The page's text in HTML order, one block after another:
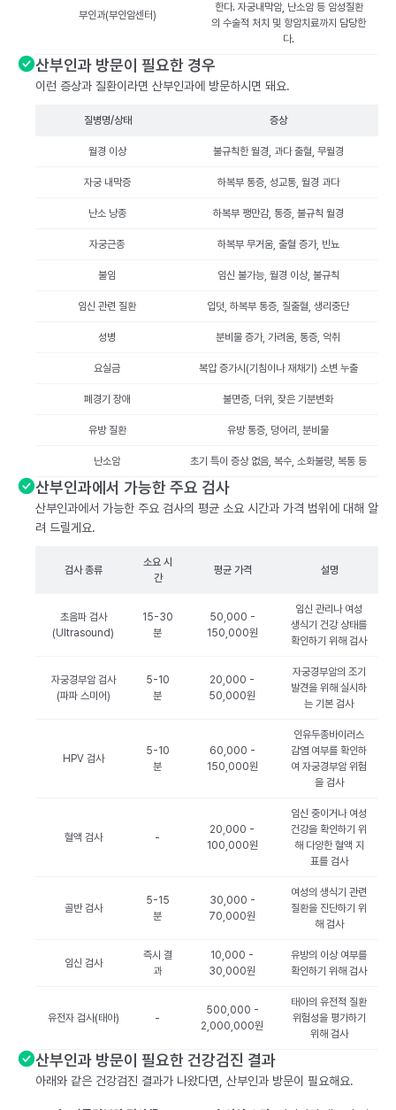
부인과(부인암센터)
한다. 자궁내막암, 난소암 등 암성질환
의 수술적 처치 및 항암치료까지 담당한
다.
산부인과 방문이 필요한 경우
이런 증상과 질환이라면 산부인과에 방문하시면 돼요.
질병명/상태 증상
월경 이상 불규칙한 월경, 과다 출혈, 무월경
자궁 내막증 하복부 통증, 성교통, 월경 과다
난소 낭종 하복부 팽만감, 통증, 불규칙 월경
자궁근종 하복부 무거움, 출혈 증가, 빈뇨
불임 임신 불가능, 월경 이상, 불규칙
임신 관련 질환 입덧, 하복부 통증, 질출혈, 생리중단
성병 분비물 증가, 가려움, 통증, 악취
요실금 복압 증가시(기침이나 재채기) 소변 누출
폐경기 장애 불면증, 더위, 잦은 기분변화
유방 질환 유방 통증, 덩어리, 분비물
난소암 초기 특이 증상 없음, 복수, 소화불량, 복통 등
산부인과에서 가능한 주요 검사
산부인과에서 가능한 주요 검사의 평균 소요 시간과 가격 범위에 대해 알
려 드릴게요.
검사 종류
소요 시
간
평균 가격 설명
초음파 검사
(Ultrasound)
15-30
분
50,000 -
150,000원
임신 관리나 여성
생식기 건강 상태를
확인하기 위해 검사
자궁경부암 검사
(파파 스미어)
5-10
분
20,000 -
50,000원
자궁경부암의 조기
발견을 위해 실시하
는 기본 검사
HPV 검사
5-10
분
60,000 -
150,000원
인유두종바이러스
감염 여부를 확인하
여 자궁경부암 위험
을 검사
혈액 검사 -
20,000 -
100,000원
임신 중이거나 여성
건강을 확인하기 위
해 다양한 혈액 지
표를 검사
골반 검사
5-15
분
30,000 -
70,000원
여성의 생식기 관련
질환을 진단하기 위
해 검사
임신 검사
즉시 결
과
10,000 -
30,000원
유방의 이상 여부를
확인하기 위해 검사
유전자 검사(태아) -
500,000 -
2,000,000원
태아의 유전적 질환
위험성을 평가하기
위해 검사
산부인과 방문이 필요한 건강검진 결과
아래와 같은 건강검진 결과가 나왔다면, 산부인과 방문이 필요해요.